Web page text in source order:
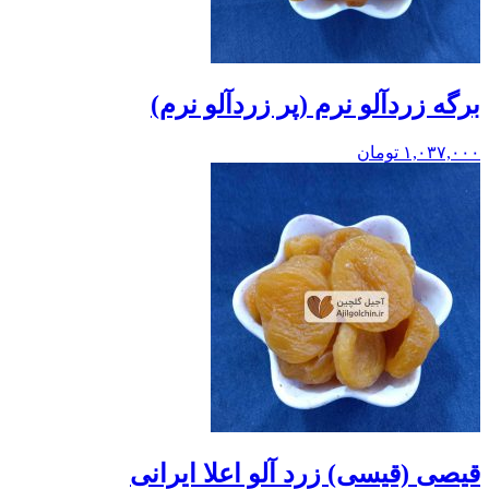
برگه زردآلو نرم (پر زردآلو نرم)
۱,۰۳۷,۰۰۰ تومان
قیصی (قیسی) زرد آلو اعلا ایرانی